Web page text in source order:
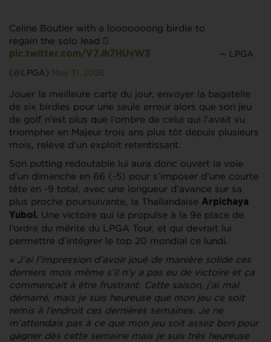
Celine Boutier with a looooooong birdie to
regain the solo lead 🫪
pic.twitter.com/V7Jh7HUvW3 — LPGA
(@LPGA) May 31, 2026
Jouer la meilleure carte du jour, envoyer la bagatelle
de six birdies pour une seule erreur alors que son jeu
de golf n’est plus que l’ombre de celui qui l’avait vu
triompher en Majeur trois ans plus tôt depuis plusieurs
mois, relève d’un exploit retentissant.
Son putting redoutable lui aura donc ouvert la voie
d’un dimanche en 66 (-5) pour s’imposer d’une courte
tête en -9 total, avec une longueur d’avance sur sa
plus proche poursuivante, la Thaïlandaise Arpichaya
Yubol. Une victoire qui la propulse à la 9e place de
l’ordre du mérite du LPGA Tour, et qui devrait lui
permettre d’intégrer le top 20 mondial ce lundi.
« J’ai l’impression d’avoir joué de manière solide ces
derniers mois même s’il n’y a pas eu de victoire et ça
commençait à être frustrant. Cette saison, j’ai mal
démarré, mais je suis heureuse que mon jeu ce soit
remis à l’endroit ces dernières semaines. Je ne
m’attendais pas à ce que mon jeu soit assez bon pour
gagner dès cette semaine mais je suis très heureuse